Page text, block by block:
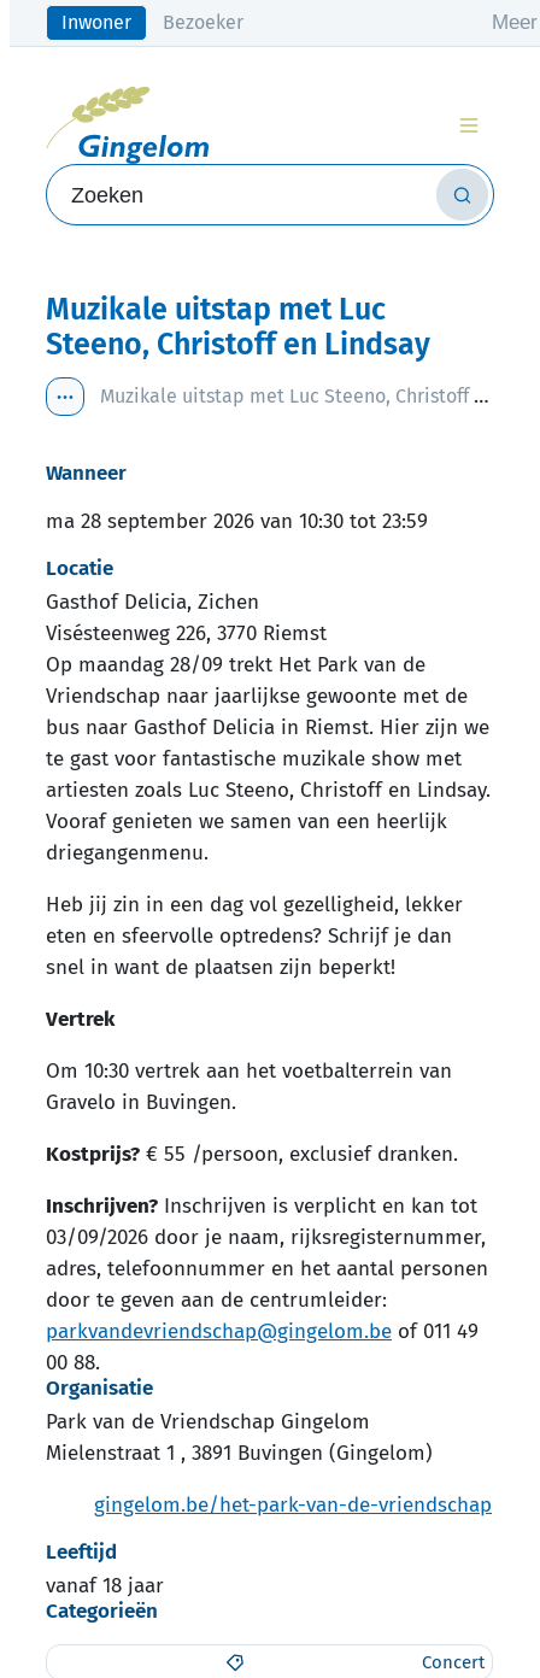
Naar inhoud
Meer
Inwoner Bezoeker
Gingelom
Zoeken Zoeken
Menu
Muzikale uitstap met Luc
Steeno, Christoff en Lindsay
Toon alle broodkruimel items
Muzikale uitstap met Luc Steeno, Christoff en Lindsay
Wanneer
ma 28 september 2026 van 10:30 tot 23:59
Locatie
Gasthof Delicia, Zichen
Visésteenweg 226, 3770 Riemst
Op maandag 28/09 trekt Het Park van de
Vriendschap naar jaarlijkse gewoonte met de
bus naar Gasthof Delicia in Riemst. Hier zijn we
te gast voor fantastische muzikale show met
artiesten zoals Luc Steeno, Christoff en Lindsay.
Vooraf genieten we samen van een heerlijk
driegangenmenu.
Heb jij zin in een dag vol gezelligheid, lekker
eten en sfeervolle optredens? Schrijf je dan
snel in want de plaatsen zijn beperkt!
Vertrek
Om 10:30 vertrek aan het voetbalterrein van
Gravelo in Buvingen.
Kostprijs? € 55 /persoon, exclusief dranken.
Inschrijven? Inschrijven is verplicht en kan tot
03/09/2026 door je naam, rijksregisternummer,
adres, telefoonnummer en het aantal personen
door te geven aan de centrumleider:
parkvandevriendschap@gingelom.be of 011 49
00 88.
Organisatie
Park van de Vriendschap Gingelom
Mielenstraat 1 , 3891 Buvingen (Gingelom)
Websitegingelom.be/het-park-van-de-vriendschap
Leeftijd
vanaf 18 jaar
Categorieën
Concert